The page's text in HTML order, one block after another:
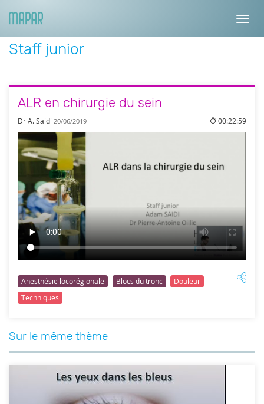
Staff junior
ALR en chirurgie du sein
Dr A. Saidi 20/06/2019 00:22:59
Anesthésie locorégionale Blocs du tronc
Douleur
Techniques
Sur le même thème